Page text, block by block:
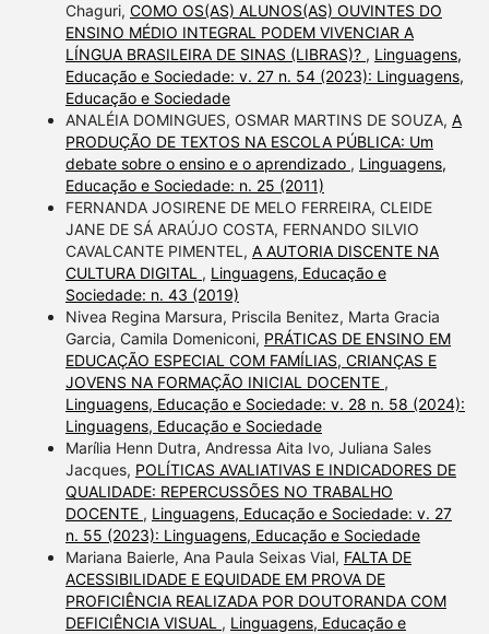
Chaguri, COMO OS(AS) ALUNOS(AS) OUVINTES DO
ENSINO MÉDIO INTEGRAL PODEM VIVENCIAR A
LÍNGUA BRASILEIRA DE SINAS (LIBRAS)? , Linguagens,
Educação e Sociedade: v. 27 n. 54 (2023): Linguagens,
Educação e Sociedade
ANALÉIA DOMINGUES, OSMAR MARTINS DE SOUZA, A
PRODUÇÃO DE TEXTOS NA ESCOLA PÚBLICA: Um
debate sobre o ensino e o aprendizado , Linguagens,
Educação e Sociedade: n. 25 (2011)
FERNANDA JOSIRENE DE MELO FERREIRA, CLEIDE
JANE DE SÁ ARAÚJO COSTA, FERNANDO SILVIO
CAVALCANTE PIMENTEL, A AUTORIA DISCENTE NA
CULTURA DIGITAL , Linguagens, Educação e
Sociedade: n. 43 (2019)
Nivea Regina Marsura, Priscila Benitez, Marta Gracia
Garcia, Camila Domeniconi, PRÁTICAS DE ENSINO EM
EDUCAÇÃO ESPECIAL COM FAMÍLIAS, CRIANÇAS E
JOVENS NA FORMAÇÃO INICIAL DOCENTE ,
Linguagens, Educação e Sociedade: v. 28 n. 58 (2024):
Linguagens, Educação e Sociedade
Marília Henn Dutra, Andressa Aita Ivo, Juliana Sales
Jacques, POLÍTICAS AVALIATIVAS E INDICADORES DE
QUALIDADE: REPERCUSSÕES NO TRABALHO
DOCENTE , Linguagens, Educação e Sociedade: v. 27
n. 55 (2023): Linguagens, Educação e Sociedade
Mariana Baierle, Ana Paula Seixas Vial, FALTA DE
ACESSIBILIDADE E EQUIDADE EM PROVA DE
PROFICIÊNCIA REALIZADA POR DOUTORANDA COM
DEFICIÊNCIA VISUAL , Linguagens, Educação e